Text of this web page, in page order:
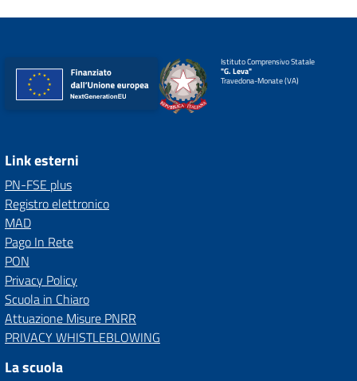
Istituto Comprensivo Statale
"G. Leva"
Travedona-Monate (VA)
Link esterni
PN-FSE plus
Registro elettronico
MAD
Pago In Rete
PON
Privacy Policy
Scuola in Chiaro
Attuazione Misure PNRR
PRIVACY WHISTLEBLOWING
La scuola